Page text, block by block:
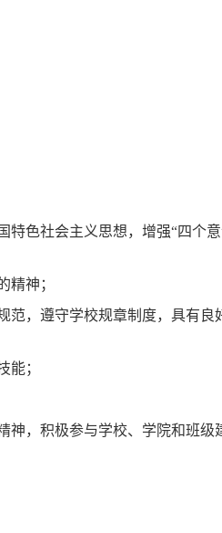
特色社会主义思想，增强“四个
精神；
，遵守学校规章制度，具有良
能；
，积极参与学校、学院和班级